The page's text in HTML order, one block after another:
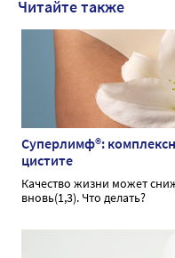
Читайте также
Суперлимф®:
цистите
Качество жизни может
вновь(1,3). Что делать?